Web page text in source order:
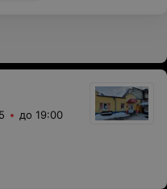
до 19:00